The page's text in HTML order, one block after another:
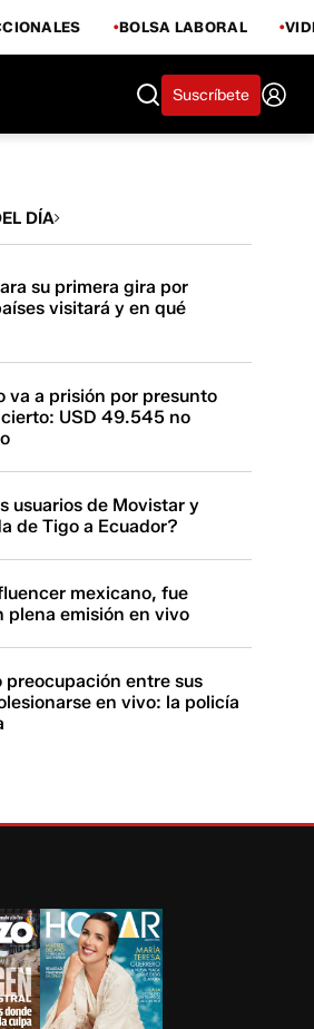
BOLSA LABORAL
Suscríbete
DÍA
su primera gira por
visitará y en qué
va a prisión por presunto
USD 49.545 no
usuarios de Movistar y
de Tigo a Ecuador?
mexicano, fue
plena emisión en vivo
preocupación entre sus
en vivo: la policía